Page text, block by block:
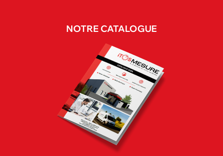
NOTRE CATALOGUE